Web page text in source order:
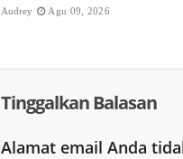
Audrey Agu 09, 2026
Tinggalkan Balasan
Alamat email Anda